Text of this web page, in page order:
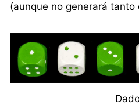
(aunque no generará